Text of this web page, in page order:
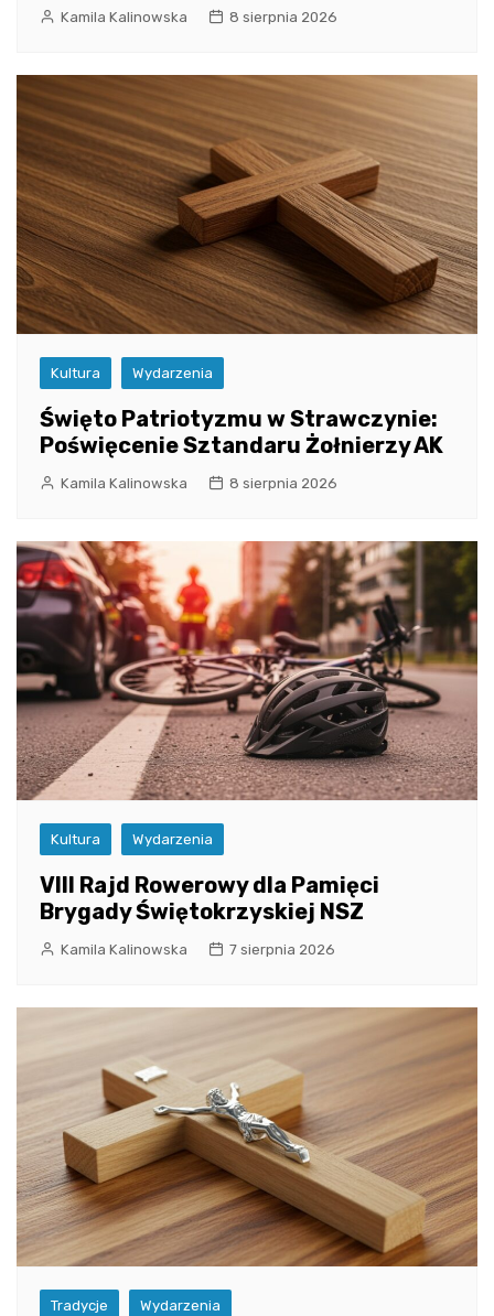
Kamila Kalinowska 8 sierpnia 2026
Kultura Wydarzenia
Święto Patriotyzmu w Strawczynie:
Poświęcenie Sztandaru Żołnierzy AK
Kamila Kalinowska 8 sierpnia 2026
Kultura Wydarzenia
VIII Rajd Rowerowy dla Pamięci
Brygady Świętokrzyskiej NSZ
Kamila Kalinowska 7 sierpnia 2026
Tradycje Wydarzenia